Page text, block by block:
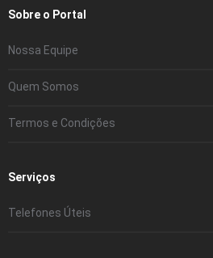
Sobre o Portal
Nossa Equipe
Quem Somos
Termos e Condições
Serviços
Telefones Úteis